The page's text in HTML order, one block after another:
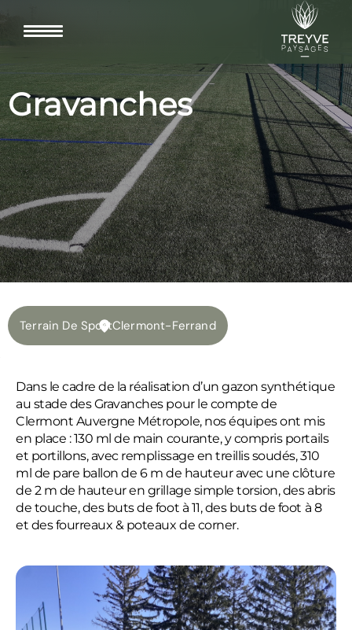
Gravanches
Clermont-Ferrand
Terrain De Sport
Dans le cadre de la réalisation d’un gazon synthétique
au stade des Gravanches pour le compte de
Clermont Auvergne Métropole, nos équipes ont mis
en place : 130 ml de main courante, y compris portails
et portillons, avec remplissage en treillis soudés, 310
ml de pare ballon de 6 m de hauteur avec une clôture
de 2 m de hauteur en grillage simple torsion, des abris
de touche, des buts de foot à 11, des buts de foot à 8
et des fourreaux & poteaux de corner.